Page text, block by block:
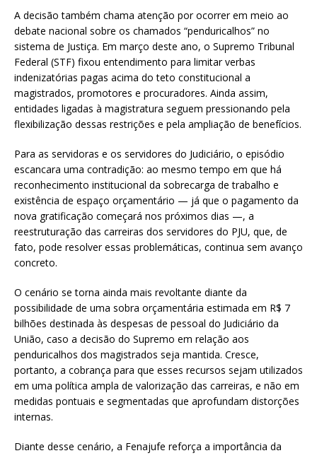
A decisão também chama atenção por ocorrer em meio ao
debate nacional sobre os chamados “penduricalhos” no
sistema de Justiça. Em março deste ano, o Supremo Tribunal
Federal (STF) fixou entendimento para limitar verbas
indenizatórias pagas acima do teto constitucional a
magistrados, promotores e procuradores. Ainda assim,
entidades ligadas à magistratura seguem pressionando pela
flexibilização dessas restrições e pela ampliação de benefícios.
Para as servidoras e os servidores do Judiciário, o episódio
escancara uma contradição: ao mesmo tempo em que há
reconhecimento institucional da sobrecarga de trabalho e
existência de espaço orçamentário — já que o pagamento da
nova gratificação começará nos próximos dias —, a
reestruturação das carreiras dos servidores do PJU, que, de
fato, pode resolver essas problemáticas, continua sem avanço
concreto.
O cenário se torna ainda mais revoltante diante da
possibilidade de uma sobra orçamentária estimada em R$ 7
bilhões destinada às despesas de pessoal do Judiciário da
União, caso a decisão do Supremo em relação aos
penduricalhos dos magistrados seja mantida. Cresce,
portanto, a cobrança para que esses recursos sejam utilizados
em uma política ampla de valorização das carreiras, e não em
medidas pontuais e segmentadas que aprofundam distorções
internas.
Diante desse cenário, a Fenajufe reforça a importância da